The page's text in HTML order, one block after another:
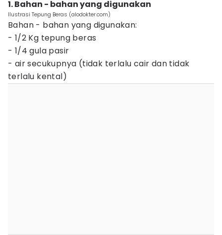
1. Bahan - bahan yang digunakan
Ilustrasi Tepung Beras (alodokter.com)
Bahan - bahan yang digunakan:
- 1/2 Kg tepung beras
- 1/4 gula pasir
- air secukupnya (tidak terlalu cair dan tidak
terlalu kental)